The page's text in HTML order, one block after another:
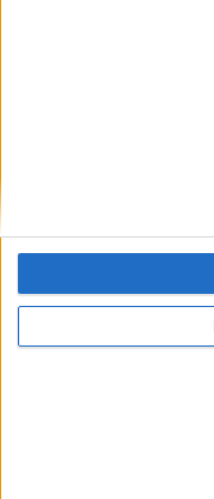
Estatuto editorial
Termos e condições
Como anunciar